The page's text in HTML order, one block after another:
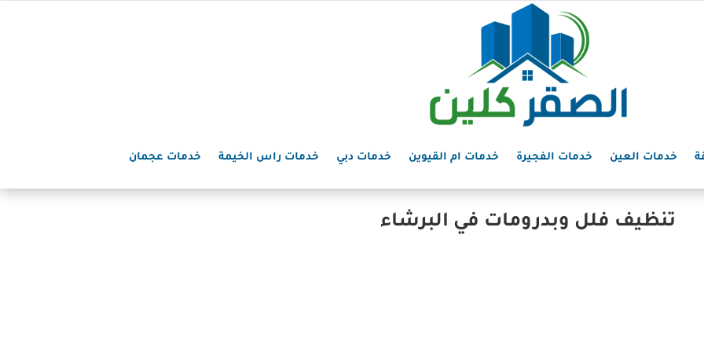
خدمات العين خدمات الفجيرة خدمات ام القيوين خدمات دبي خدمات راس الخيمة خدمات عجمان
تنظيف فلل وبدرومات في البرشاء